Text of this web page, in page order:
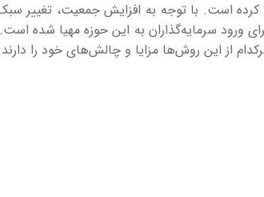
است. با توجه به افزایش جمعیت، تغییر
ورود سرمایه‌گذاران به این حوزه مهیا شده
از این روش‌ها مزایا و چالش‌های خود را